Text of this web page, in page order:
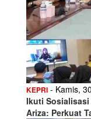
KEPRI - Kamis,
Ikuti Sosialisasi
Ariza: Perkuat